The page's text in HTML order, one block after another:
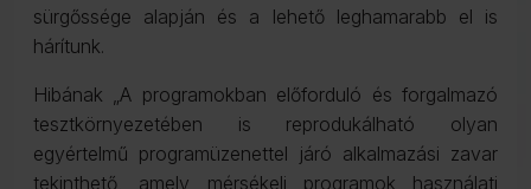
sürgőssége alapján és a lehető leghamarabb el is
hárítunk.
Hibának „A programokban előforduló és forgalmazó
tesztkörnyezetében is reprodukálható olyan
egyértelmű programüzenettel járó alkalmazási zavar
tekinthető, amely mérsékeli programok használati